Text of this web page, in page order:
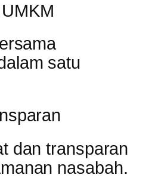
satu
dan transparan
nasabah.